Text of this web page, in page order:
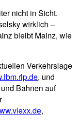
nicht in Sicht.
wirklich –
bleibt Mainz, wie
Verkehrslage
, und
Bahnen auf
,